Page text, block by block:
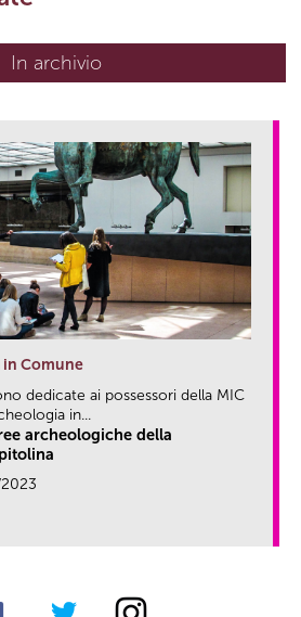
In archivio
in Comune
dedicate ai possessori della MIC
in...
archeologiche della